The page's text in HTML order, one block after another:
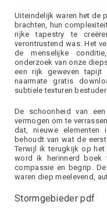
Uiteindelijk waren het de
brachten, hun
rijke tapestry te
verontrustend was. Het
de menselijke
onderzoek van onze
een rijk geweven tapijt
naarmate gratis
subtiele texturen
De schoonheid van
vermogen om te
dat, nieuwe elementen
behoudt van wat de
Terwijl ik terugkijk op
word ik herinnerd boek
compassie en begrip.
waren diep meelevend,
Stormgebieder pdf